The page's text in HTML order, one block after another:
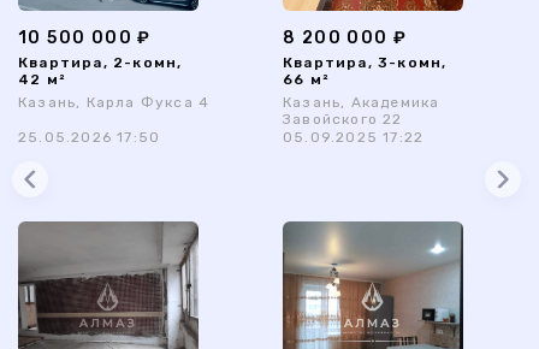
10 500 000 ₽
Квартира, 2-комн,
42 м²
Казань, Карла Фукса 4
25.05.2026 17:50
8 200 000 ₽
Квартира, 3-комн,
66 м²
Казань, Академика
Завойского 22
05.09.2025 17:22